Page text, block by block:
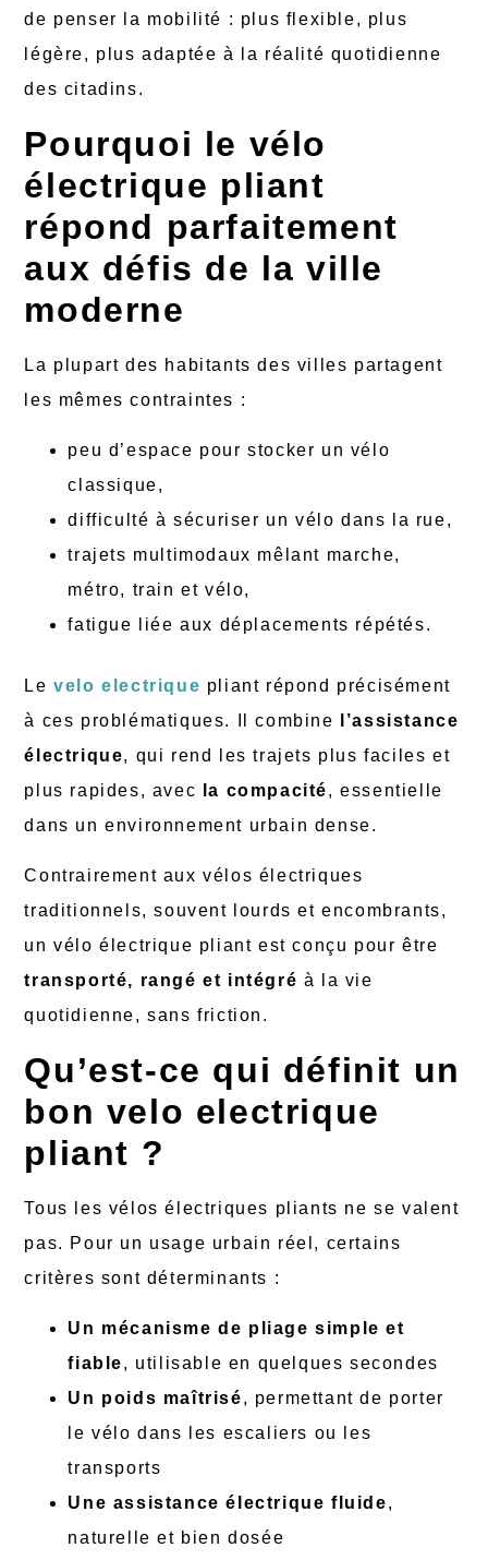
de penser la mobilité : plus flexible, plus
légère, plus adaptée à la réalité quotidienne
des citadins.
Pourquoi le vélo
électrique pliant
répond parfaitement
aux défis de la ville
moderne
La plupart des habitants des villes partagent
les mêmes contraintes :
peu d’espace pour stocker un vélo
classique,
difficulté à sécuriser un vélo dans la rue,
trajets multimodaux mêlant marche,
métro, train et vélo,
fatigue liée aux déplacements répétés.
Levelo electrique pliant répond précisément
à ces problématiques. Il combine
l’assistance
électrique, qui rend les trajets plus faciles et
plus rapides, avec
la compacité, essentielle
dans un environnement urbain dense.
Contrairement aux vélos électriques
traditionnels, souvent lourds et encombrants,
un vélo électrique pliant est conçu pour être
transporté, rangé et intégré à la vie
quotidienne, sans friction.
Qu’est-ce qui définit un
bon velo electrique
pliant ?
Tous les vélos électriques pliants ne se valent
pas. Pour un usage urbain réel, certains
critères sont déterminants :
Un mécanisme de pliage simple et
fiable, utilisable en quelques secondes
Un poids maîtrisé, permettant de porter
le vélo dans les escaliers ou les
transports
Une assistance électrique fluide,
naturelle et bien dosée